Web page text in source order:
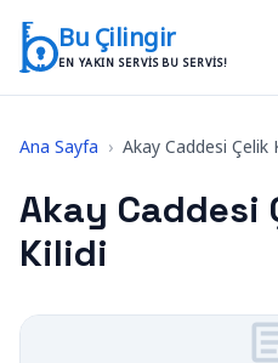
Bu Çilingir
EN YAKIN SERVIS BU SERVIS!
Ana Sayfa › Akay Caddesi Çelik
Akay Caddesi
Kilidi